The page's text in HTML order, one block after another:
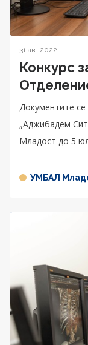
31 авг 2022
Конкурс
Документите
„Аджибадем
Младост до 5
УМБАЛ